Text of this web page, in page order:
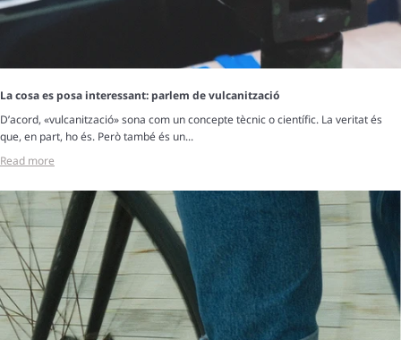
La cosa es posa interessant: parlem de vulcanització
D’acord, «vulcanització» sona com un concepte tècnic o científic. La veritat és
que, en part, ho és. Però també és un...
Read more